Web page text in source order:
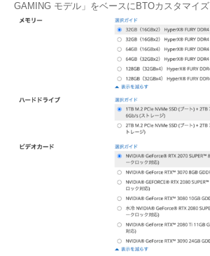
GAMING モデル」をベースにBTOカスタマイズ